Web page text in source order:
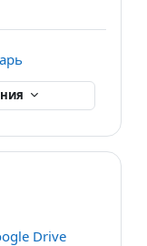
DriveСтраница